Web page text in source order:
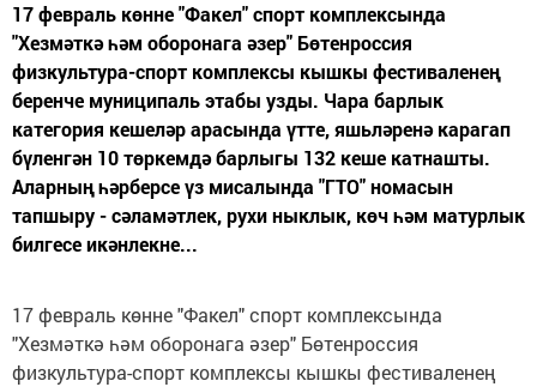
17 февраль көнне "Факел" спорт комплексында
"Хезмәткә һәм оборонага әзер" Бөтенроссия
физкультура-спорт комплексы кышкы фестиваленең
беренче муниципаль этабы узды. Чара барлык
категория кешеләр арасында үтте, яшьләренә карагап
бүленгән 10 төркемдә барлыгы 132 кеше катнашты.
Аларның һәрберсе үз мисалында "ГТО" номасын
тапшыру - сәламәтлек, рухи ныклык, көч һәм матурлык
билгесе икәнлекне...
17 февраль көнне "Факел" спорт комплексында
"Хезмәткә һәм оборонага әзер" Бөтенроссия
физкультура-спорт комплексы кышкы фестиваленең